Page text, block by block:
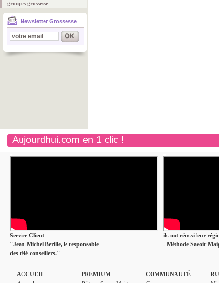
groupes grossesse
Newsletter Grossesse
Aujourdhui.com en 1 clic !
Service Client
"Jean-Michel Berille, le responsable
des télé-conseillers."
ils ont réussi leur
- Méthode Savoir
ACCUEIL PREMIUM COMMUNAUTÉ